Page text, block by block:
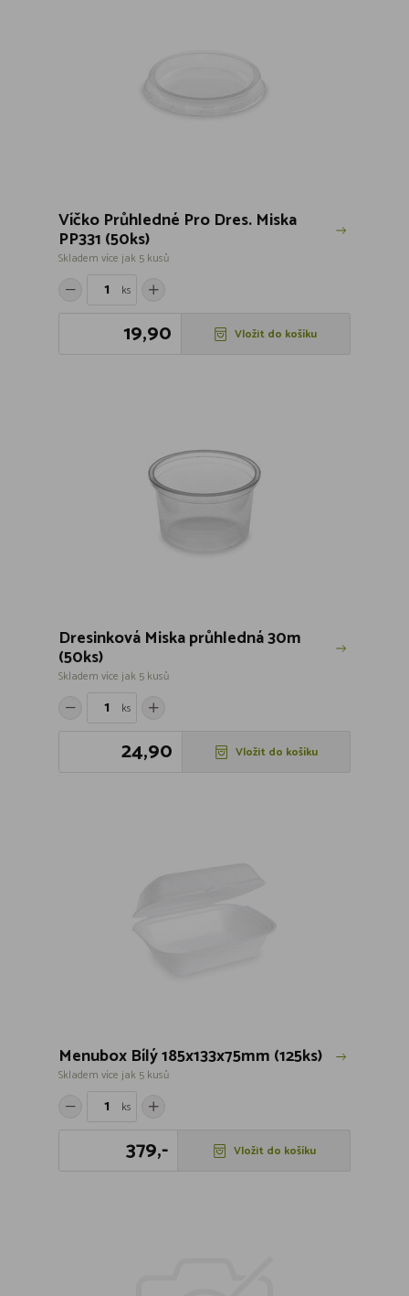
Víčko Průhledné Pro Dres. Miska
PP331 (50ks)
Skladem více jak 5 kusů
ks
19,90 Vložit do košíku
Dresinková Miska průhledná 30m
(50ks)
Skladem více jak 5 kusů
ks
24,90 Vložit do košíku
Menubox Bílý 185x133x75mm (125ks)
Skladem více jak 5 kusů
ks
379,- Vložit do košíku